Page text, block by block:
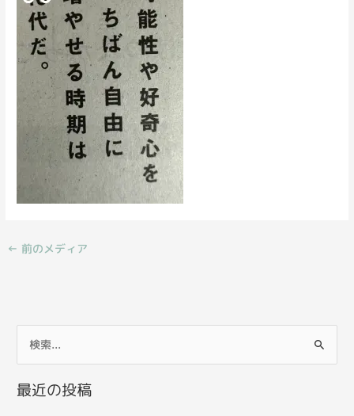
← 前のメディア
索
対
最近の投稿